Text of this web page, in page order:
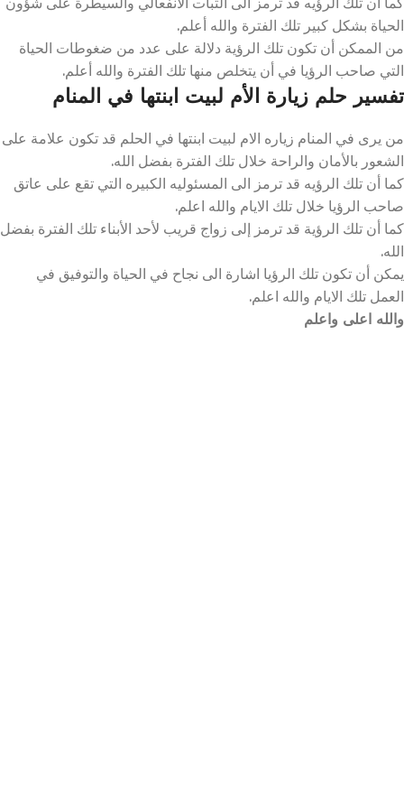
الحياة بشكل كبير تلك الفترة والله أعلم.
من الممكن أن تكون تلك الرؤية دلالة على عدد من ضغوطات الحياة
التي صاحب الرؤيا في أن يتخلص منها تلك الفترة والله أعلم.
تفسير حلم زيارة الأم لبيت ابنتها في المنام
من يرى في المنام زياره الام لبيت ابنتها في الحلم قد تكون علامة على
الشعور بالأمان والراحة خلال تلك الفترة بفضل الله.
كما أن تلك الرؤيه قد ترمز الى المسئوليه الكبيره التي تقع على عاتق
صاحب الرؤيا خلال تلك الايام والله اعلم.
كما أن تلك الرؤية قد ترمز إلى زواج قريب لأحد الأبناء تلك الفترة بفضل
الله.
يمكن أن تكون تلك الرؤيا اشارة الى نجاح في الحياة والتوفيق في
العمل تلك الايام والله اعلم.
والله اعلى واعلم